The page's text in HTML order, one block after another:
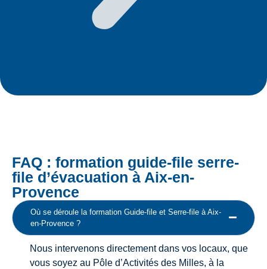
FAQ : formation guide-file serre-
file d’évacuation à Aix-en-
Provence
Où se déroule la formation Guide-file et Serre-file à Aix-
en-Provence ?
Nous intervenons directement dans vos locaux, que
vous soyez au Pôle d’Activités des Milles, à la